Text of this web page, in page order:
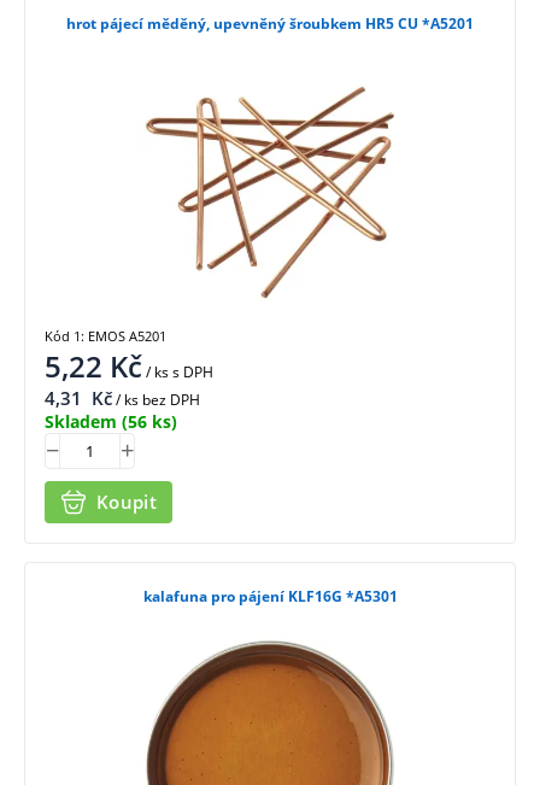
hrot pájecí měděný, upevněný šroubkem HR5 CU *A5201
5,22 Kč/ kss DPH
4,31 Kč/ ks bez DPH
Skladem (56 ks)
Koupit
Kód 1: EMOS A5201
kalafuna pro pájení KLF16G *A5301